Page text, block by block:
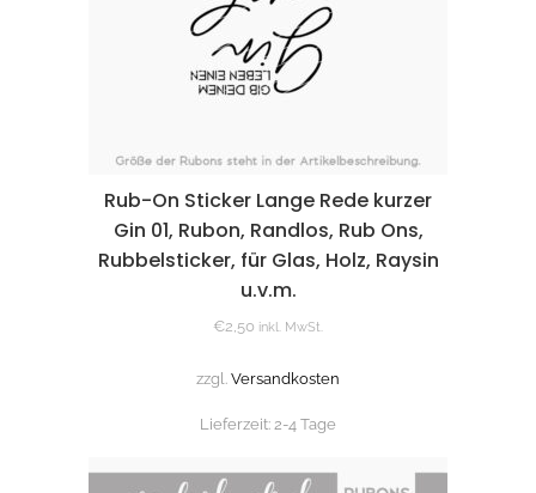
Rub-On Sticker Lange Rede kurzer
Gin 01, Rubon, Randlos, Rub Ons,
Rubbelsticker, für Glas, Holz, Raysin
u.v.m.
€2,50 inkl. MwSt.
zzgl. Versandkosten
Lieferzeit: 2-4 Tage